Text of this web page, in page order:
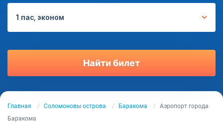
1 пас, эконом
Найти билет
Главная Соломоновы острова Баракома
Аэропорт города
Баракома